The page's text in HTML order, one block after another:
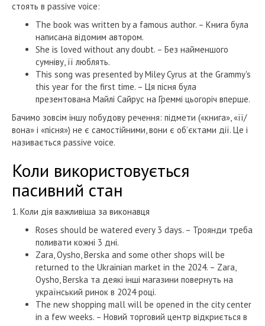
стоять в passive voice:
The book was written by a famous author. – Книга була
написана відомим автором.
She is loved without any doubt. – Без найменшого
сумніву, її люблять.
This song was presented by Miley Cyrus at the Grammy's
this year for the first time. – Ця пісня була
презентована Майлі Сайрус на Греммі цьогоріч вперше.
Бачимо зовсім іншу побудову речення: підмети («книга», «її/
вона» і «пісня») не є самостійними, вони є об’єктами дії. Це і
називається passive voice.
Коли використовується
пасивний стан
1. Коли дія важливіша за виконавця
Roses should be watered every 3 days. – Троянди треба
поливати кожні 3 дні.
Zara, Oysho, Berska and some other shops will be
returned to the Ukrainian market in the 2024. – Zara,
Oysho, Berska та деякі інші магазини повернуть на
український ринок в 2024 році.
The new shopping mall will be opened in the city center
in a few weeks. – Новий торговий центр відкриється в